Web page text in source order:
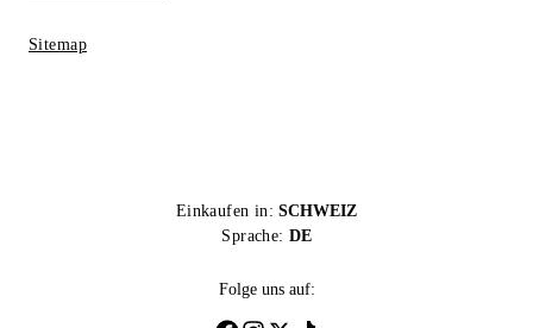
Sitemap
Einkaufen in: SCHWEIZ
Sprache: DE
Folge uns auf: